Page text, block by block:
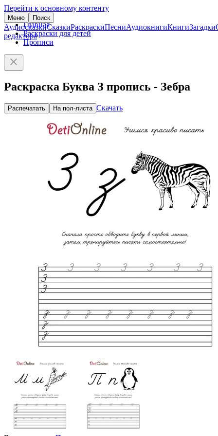
Перейти к основному контенту
Меню Поиск
АудиосказкиСказкиРаскраскиПесниАудиокнигиКнигиЗагадки
редактора
Главная
Раскраски для детей
Прописи
Раскраска Буква З пропись - Зебра
Распечатать На пол-листа Скачать